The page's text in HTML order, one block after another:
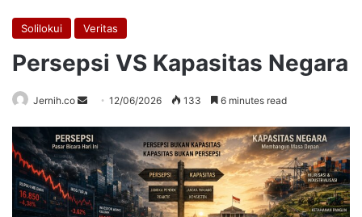
Solilokui Veritas
Persepsi VS Kapasitas Negara
Jernih.co
Send
email
12/06/2026 133 6 minutes read